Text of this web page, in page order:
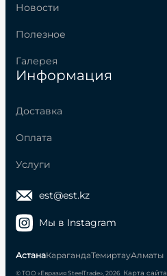
Новости
Полезное
Галерея
Информация
Доставка
Оплата
Услуги
est@est.kz
Мы в Instagram
АстанаКарагандаТемиртауАлматы
© ТОО «Евразия SteelTrade», 2026 Карта сайта